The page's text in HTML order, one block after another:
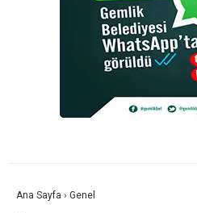
Ana Sayfa › Genel